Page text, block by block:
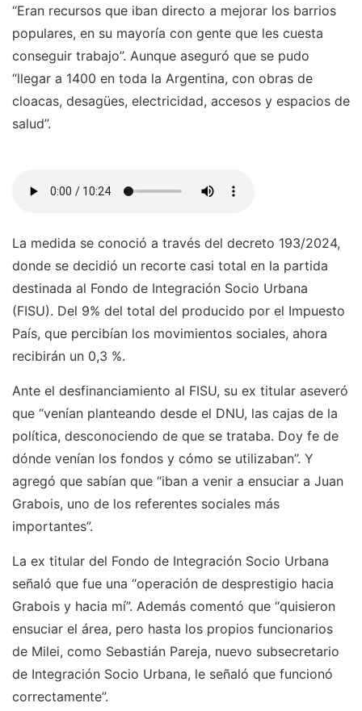
“Eran recursos que iban directo a mejorar los barrios
populares, en su mayoría con gente que les cuesta
conseguir trabajo”. Aunque aseguró que se pudo
“llegar a 1400 en toda la Argentina, con obras de
cloacas, desagües, electricidad, accesos y espacios de
salud”.
La medida se conoció a través del decreto 193/2024,
donde se decidió un recorte casi total en la partida
destinada al Fondo de Integración Socio Urbana
(FISU). Del 9% del total del producido por el Impuesto
País, que percibían los movimientos sociales, ahora
recibirán un 0,3 %.
Ante el desfinanciamiento al FISU, su ex titular aseveró
que “venían planteando desde el DNU, las cajas de la
política, desconociendo de que se trataba. Doy fe de
dónde venían los fondos y cómo se utilizaban”. Y
agregó que sabían que “iban a venir a ensuciar a Juan
Grabois, uno de los referentes sociales más
importantes”.
La ex titular del Fondo de Integración Socio Urbana
señaló que fue una “operación de desprestigio hacia
Grabois y hacia mí”. Además comentó que “quisieron
ensuciar el área, pero hasta los propios funcionarios
de Milei, como Sebastián Pareja, nuevo subsecretario
de Integración Socio Urbana, le señaló que funcionó
correctamente”.